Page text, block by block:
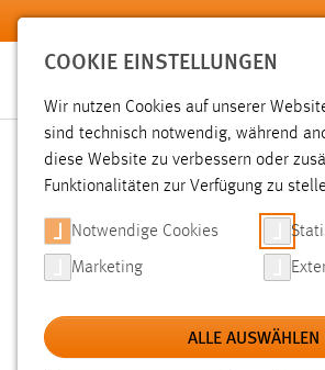
Zum Hauptinhalt springen
SUCHE
Aktive Filter: TYP: DATEIEN
COOKIE EINSTELLUNGEN
Wir nutzen Cookies auf unserer
sind technisch notwendig, während
diese Website zu verbessern oder
Funktionalitäten zur Verfügung zu
Notwendige Cookies
Marketing
ALLE AUSWÄHLEN